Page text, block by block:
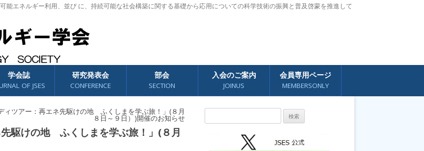
能エネルギー利用、並び に、持続可能な社会構築に関する基礎から応用についての科学技術の振興と普及啓蒙を推進して
学会誌
OF JSES
研究発表会
CONFERENCE
部会
SECTION
入会のご案内
JOINUS
会員専用ページ
MEMBERSONLY
ィツアー：再エネ先駆けの地 ふくしまを学ぶ旅！」(８月
８日～９日）)開催のお知らせ
先駆けの地 ふくしまを学ぶ旅！」(８月
索: